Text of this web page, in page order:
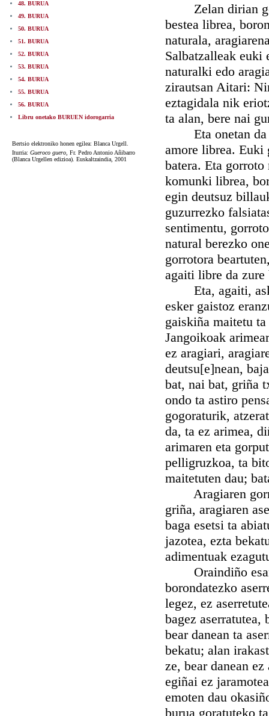
48. BURUA
49. BURUA
50. BURUA
51. BURUA
52. BURUA
53. BURUA
54. BURUA
55. BURUA
56. BURUA
Libru onetako BURUEN idorogarria
Bertsio elektroniko honen egilea: Blanca Urgell.
Iturria: Gueroco guero, Fr. Pedro Antonio Añibarro
(Blanca Urgellen edizioa). Euskaltzaindia, 2001
Zelan dirian
bestea librea,
naturala,
Salbatzalleak euki
naturalki edo
zirautsan Aitari:
eztagidala nik
ta alan, bere nai
Eta onetan da
amore librea. Euki
batera. Eta gorroto
komunki librea,
egin deutsuz
guzurrezko
sentimentu,
natural berezko
gorrotora
agaiti libre da zure
Eta, agaiti,
esker gaistoz
gaiskiña maitetu
Jangoikoak
ez aragiari,
deutsu[e]nean,
bat, nai bat, griña
ondo ta astiro
gogoraturik,
da, ta ez arimea,
arimaren eta
pelligruzkoa, ta
maitetuten dau;
Aragiaren
griña, aragiaren
baga esetsi ta
jazotea, ezta
adimentuak
Oraindiño esan
borondatezko
legez, ez
bagez aserratutea,
bear danean ta
bekatu; alan
ze, bear danean
egiñai ez
emoten dau
burua goratuteko